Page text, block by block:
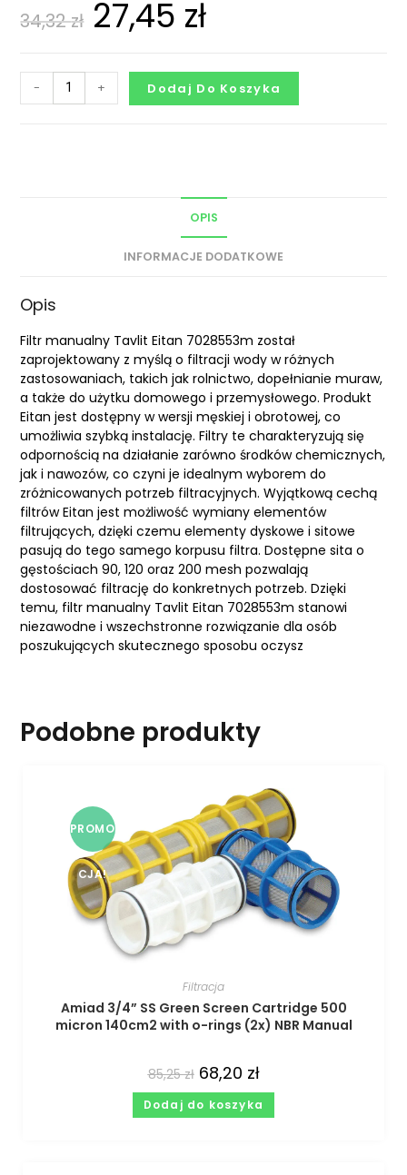
34,32zł 27,45 zł
- + Dodaj Do Koszyka
OPIS
INFORMACJE DODATKOWE
Opis
Filtr manualny Tavlit Eitan 7028553m został
zaprojektowany z myślą o filtracji wody w różnych
zastosowaniach, takich jak rolnictwo, dopełnianie muraw,
a także do użytku domowego i przemysłowego. Produkt
Eitan jest dostępny w wersji męskiej i obrotowej, co
umożliwia szybką instalację. Filtry te charakteryzują się
odpornością na działanie zarówno środków chemicznych,
jak i nawozów, co czyni je idealnym wyborem do
zróżnicowanych potrzeb filtracyjnych. Wyjątkową cechą
filtrów Eitan jest możliwość wymiany elementów
filtrujących, dzięki czemu elementy dyskowe i sitowe
pasują do tego samego korpusu filtra. Dostępne sita o
gęstościach 90, 120 oraz 200 mesh pozwalają
dostosować filtrację do konkretnych potrzeb. Dzięki
temu, filtr manualny Tavlit Eitan 7028553m stanowi
niezawodne i wszechstronne rozwiązanie dla osób
poszukujących skutecznego sposobu oczysz
Podobne produkty
PROMO
CJA!
Filtracja
Amiad 3/4” SS Green Screen Cartridge 500
micron 140cm2 with o-rings (2x) NBR Manual
85,25zł 68,20 zł
Dodaj do koszyka